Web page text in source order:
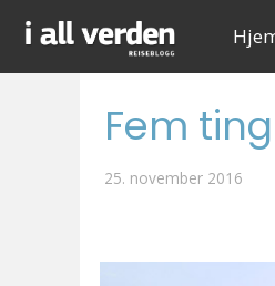
Fem
25. november 2016